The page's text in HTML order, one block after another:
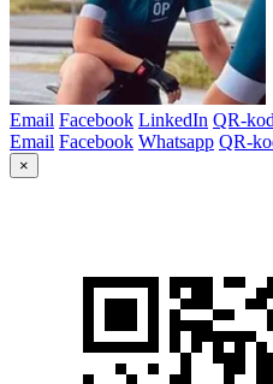
Email Facebook LinkedIn QR-kod
Email Facebook Whatsapp QR-
×